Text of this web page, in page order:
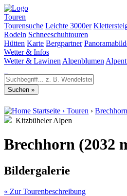
Touren
Tourensuche Leichte 3000er
Rodeln Schneeschuhtouren
Hütten Karte Bergpartner
Wetter & Infos
Wetter & Lawinen Alpenblumen
Startseite › Touren › Brechhorn
Kitzbüheler Alpen
Brechhorn (2032
Bildergalerie
« Zur Tourenbeschreibung